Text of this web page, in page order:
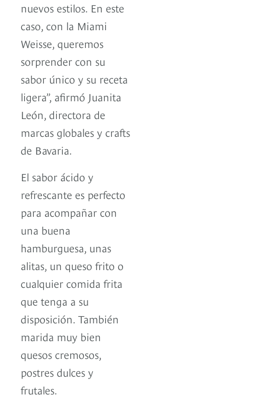
nuevos estilos. En este
caso, con la Miami
Weisse, queremos
sorprender con su
sabor único y su receta
ligera”, afirmó Juanita
León, directora de
marcas globales y crafts
de Bavaria.
El sabor ácido y
refrescante es perfecto
para acompañar con
una buena
hamburguesa, unas
alitas, un queso frito o
cualquier comida frita
que tenga a su
disposición. También
marida muy bien
quesos cremosos,
postres dulces y
frutales.